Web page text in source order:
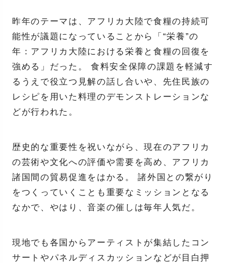
昨年のテーマは、アフリカ大陸で食糧の持続可
能性が議題になっていることから「“栄養”の
年：アフリカ大陸における栄養と食糧の回復を
強める」だった。 食料安全保障の課題を軽減す
るうえで役立つ見解の話し合いや、先住民族の
レシピを用いた料理のデモンストレーションな
どが行われた。
歴史的な重要性を祝いながら、現在のアフリカ
の芸術や文化への評価や需要を高め、アフリカ
諸国間の貿易促進をはかる。 諸外国との繋がり
をつくっていくことも重要なミッションとなる
なかで、やはり、音楽の催しは毎年人気だ。
現地でも各国からアーティストが集結したコン
サートやパネルディスカッションなどが目白押